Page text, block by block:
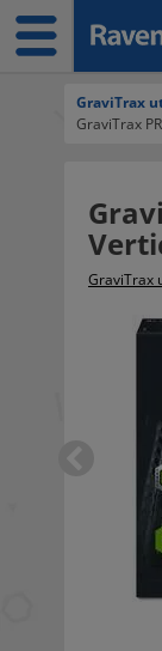
GraviTrax
GraviTrax
GraviTrax